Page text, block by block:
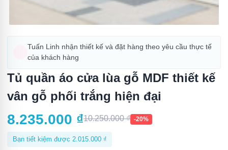
Tuấn Linh nhận thiết kế và đặt hàng theo yêu cầu thực tế
của khách hàng
Tủ quần áo cửa lùa gỗ MDF thiết kế
vân gỗ phối trắng hiện đại
8.235.000 ₫10.250.000₫ -20%
Bạn tiết kiệm được 2.015.000 ₫